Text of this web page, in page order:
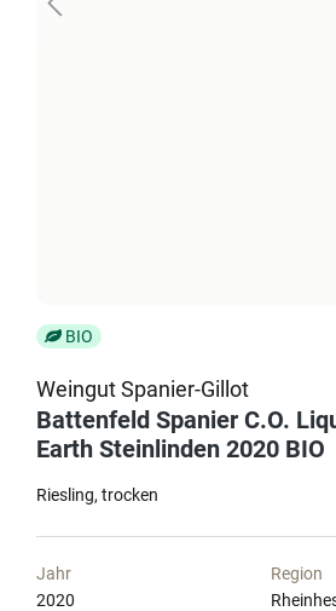
BIO
Weingut Spanier-Gillot
Battenfeld Spanier C.O.
Earth Steinlinden 2020 BIO
Riesling trocken
Jahr
2020
Region